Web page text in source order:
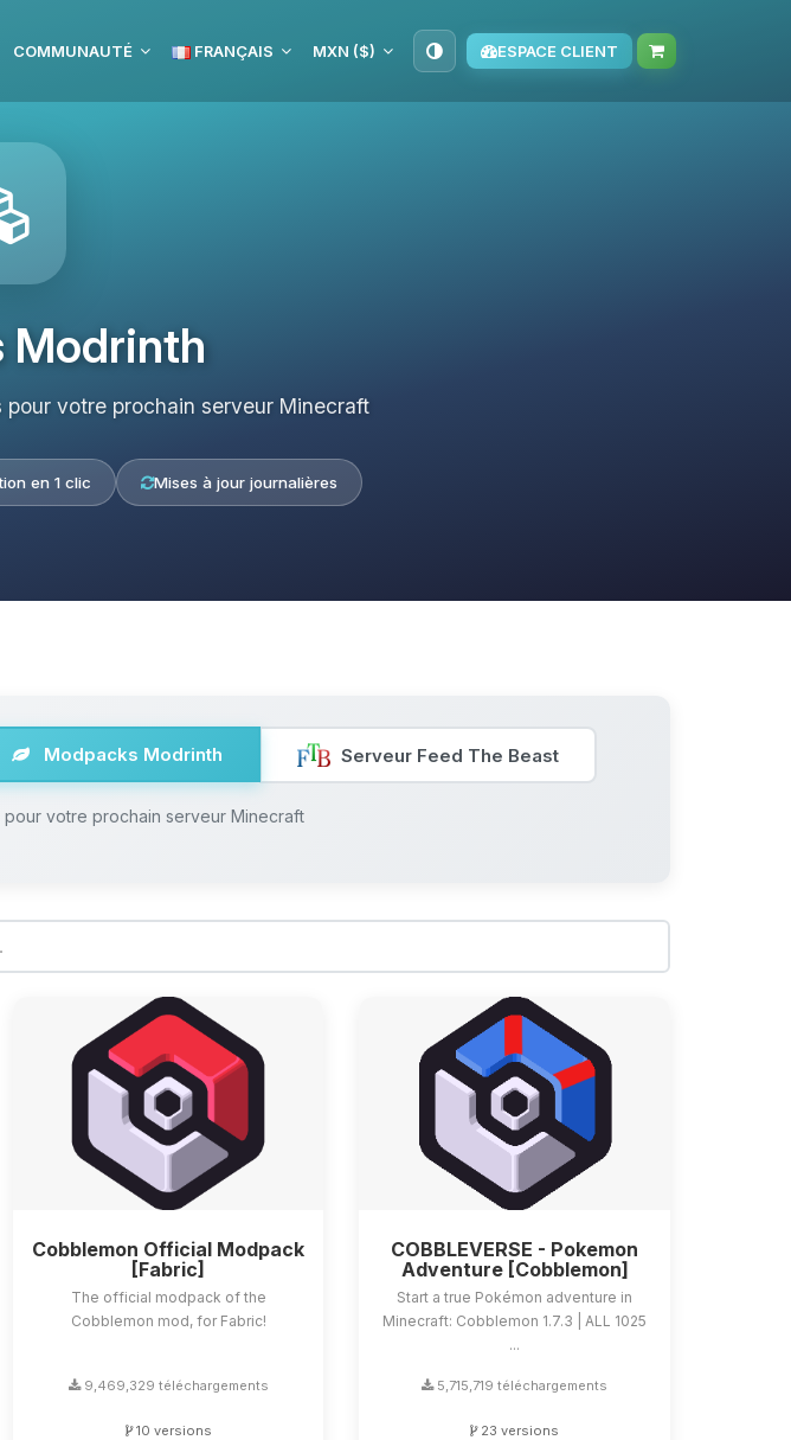
COMMUNAUTÉ FRANÇAIS MXN ($) ESPACE CLIENT
Modrinth
votre prochain serveur Minecraft
en 1 clic Mises à jour journalières
Modpacks Modrinth Serveur Feed The Beast
votre prochain serveur Minecraft
Cobblemon Official Modpack
[Fabric]
The official modpack of the
Cobblemon mod, for Fabric!
9,469,329 téléchargements
10 versions
COBBLEVERSE - Pokemon
Adventure [Cobblemon]
Start a true Pokémon adventure in
Minecraft: Cobblemon 1.7.3 | ALL 1025
...
5,715,719 téléchargements
23 versions